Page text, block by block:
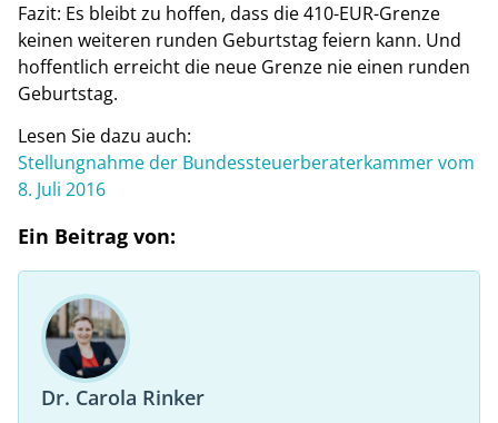
Fazit: Es bleibt zu hoffen, dass die 410-EUR-Grenze
keinen weiteren runden Geburtstag feiern kann. Und
hoffentlich erreicht die neue Grenze nie einen runden
Geburtstag.
Lesen Sie dazu auch:
Stellungnahme der Bundessteuerberaterkammer vom
8. Juli 2016
Ein Beitrag von:
Dr. Carola Rinker